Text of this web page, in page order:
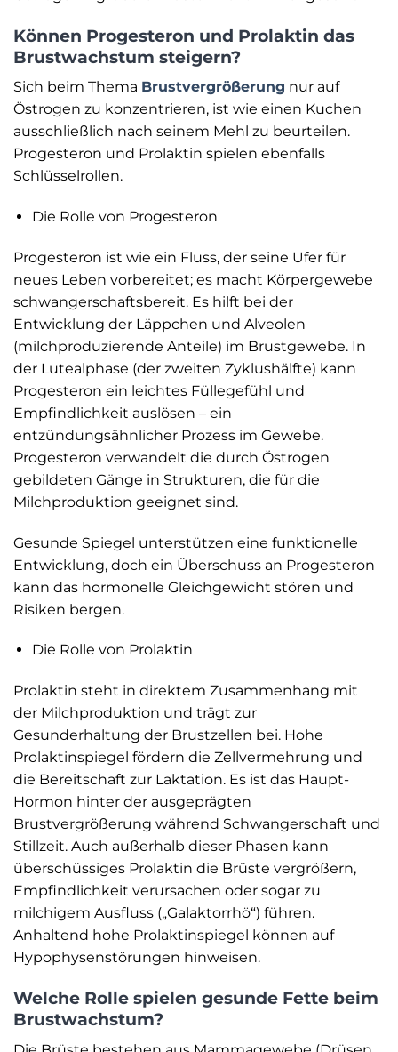
Können Progesteron und Prolaktin das
Brustwachstum steigern?
Sich beim Thema Brustvergrößerung nur auf
Östrogen zu konzentrieren, ist wie einen Kuchen
ausschließlich nach seinem Mehl zu beurteilen.
Progesteron und Prolaktin spielen ebenfalls
Schlüsselrollen.
Die Rolle von Progesteron
Progesteron ist wie ein Fluss, der seine Ufer für
neues Leben vorbereitet; es macht Körpergewebe
schwangerschaftsbereit. Es hilft bei der
Entwicklung der Läppchen und Alveolen
(milchproduzierende Anteile) im Brustgewebe. In
der Lutealphase (der zweiten Zyklushälfte) kann
Progesteron ein leichtes Füllegefühl und
Empfindlichkeit auslösen – ein
entzündungsähnlicher Prozess im Gewebe.
Progesteron verwandelt die durch Östrogen
gebildeten Gänge in Strukturen, die für die
Milchproduktion geeignet sind.
Gesunde Spiegel unterstützen eine funktionelle
Entwicklung, doch ein Überschuss an Progesteron
kann das hormonelle Gleichgewicht stören und
Risiken bergen.
Die Rolle von Prolaktin
Prolaktin steht in direktem Zusammenhang mit
der Milchproduktion und trägt zur
Gesunderhaltung der Brustzellen bei. Hohe
Prolaktinspiegel fördern die Zellvermehrung und
die Bereitschaft zur Laktation. Es ist das Haupt-
Hormon hinter der ausgeprägten
Brustvergrößerung während Schwangerschaft und
Stillzeit. Auch außerhalb dieser Phasen kann
überschüssiges Prolaktin die Brüste vergrößern,
Empfindlichkeit verursachen oder sogar zu
milchigem Ausfluss („Galaktorrhö“) führen.
Anhaltend hohe Prolaktinspiegel können auf
Hypophysenstörungen hinweisen.
Welche Rolle spielen gesunde Fette beim
Brustwachstum?